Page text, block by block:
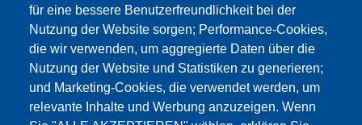
für eine bessere Benutzerfreundlichkeit bei der
Nutzung der Website sorgen; Performance-Cookies,
die wir verwenden, um aggregierte Daten über die
Nutzung der Website und Statistiken zu generieren;
und Marketing-Cookies, die verwendet werden, um
relevante Inhalte und Werbung anzuzeigen. Wenn
Dieser Inhalt ist blockiert, da die Google Maps
Cookies nicht akzeptiert wurden.
NUR DIE GOOGLE MAPS COOKIES